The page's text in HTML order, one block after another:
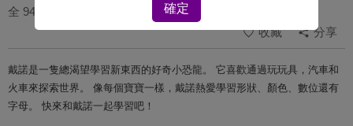
全 94 集
收藏
分享
戴諾是一隻總渴望學習新東西的好奇小恐龍。 它喜歡通過玩玩具，汽車和
火車來探索世界。 像每個寶寶一樣，戴諾熱愛學習形狀、顏色、數位還有
字母。 快來和戴諾一起學習吧！
確定